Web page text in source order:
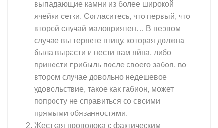
выпадающие камни из более широкой
ячейки сетки. Согласитесь, что первый, что
второй случай малоприятен… В первом
случае вы теряете птицу, которая должна
была вырасти и нести вам яйца, либо
принести прибыль после своего забоя, во
втором случае довольно недешевое
удовольствие, такое как габион, может
попросту не справиться со своими
прямыми обязанностями.
Жесткая проволока с фактическим